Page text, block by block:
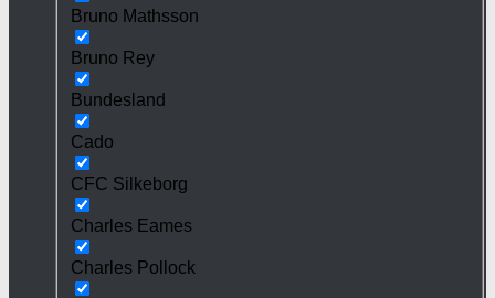
Bruno Mathsson
Bruno Rey
Bundesland
Cado
CFC Silkeborg
Charles Eames
Charles Pollock